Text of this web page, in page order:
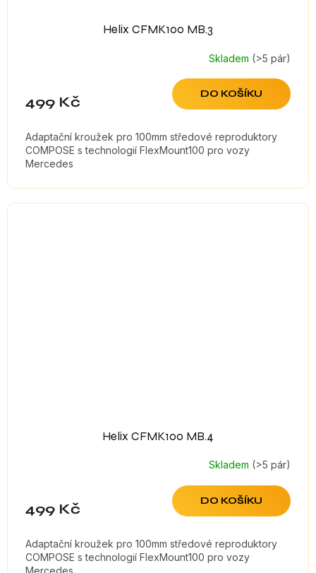
Helix CFMK100 MB.3
Skladem (>5 pár)
499 Kč DO KOŠÍKU
Adaptační kroužek pro 100mm středové reproduktory
COMPOSE s technologií FlexMount100 pro vozy
Mercedes
Helix CFMK100 MB.4
Skladem (>5 pár)
499 Kč DO KOŠÍKU
Adaptační kroužek pro 100mm středové reproduktory
COMPOSE s technologií FlexMount100 pro vozy
Mercedes